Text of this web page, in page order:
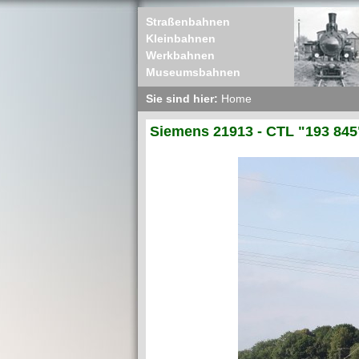
Straßenbahnen
Kleinbahnen
Werkbahnen
Museumsbahnen
Sie sind hier: Home
Siemens 21913 - CTL "193